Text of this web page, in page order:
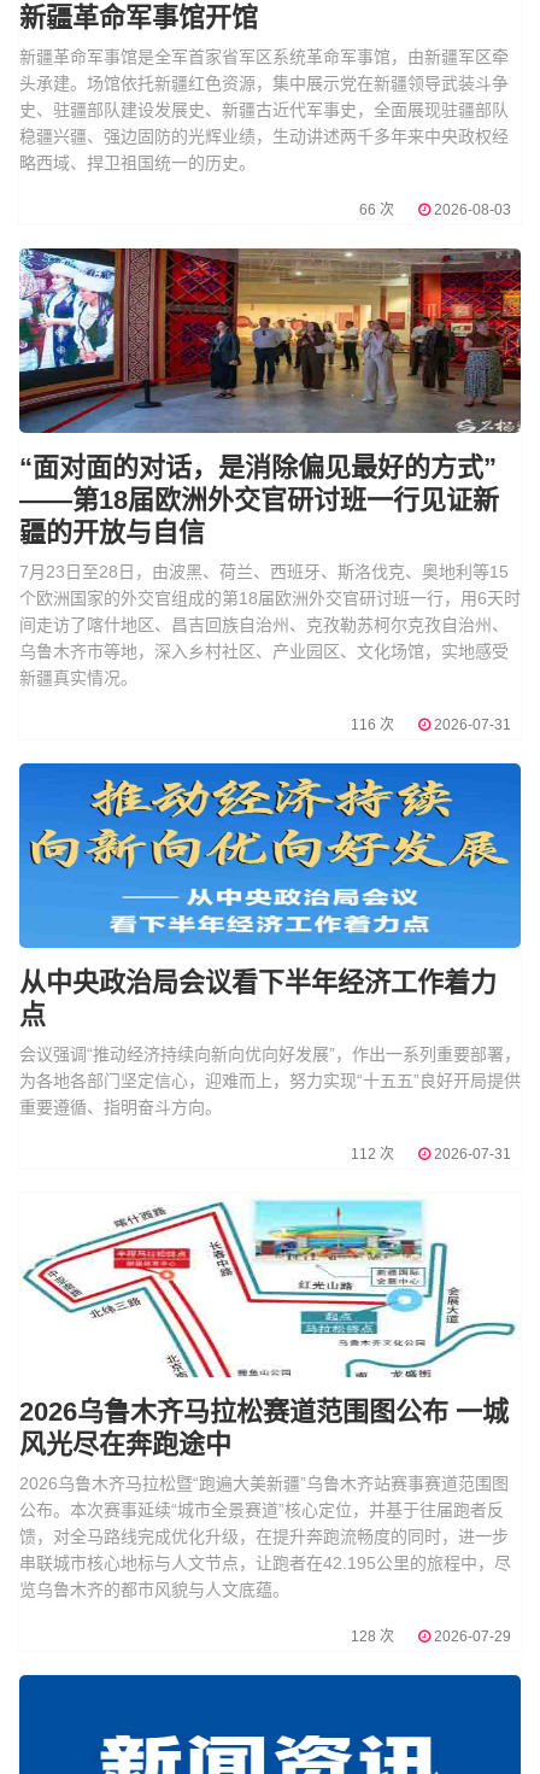
新疆革命军事馆开馆
新疆革命军事馆是全军首家省军区系统革命军事馆，由新疆军区牵
头承建。场馆依托新疆红色资源，集中展示党在新疆领导武装斗争
史、驻疆部队建设发展史、新疆古近代军事史，全面展现驻疆部队
稳疆兴疆、强边固防的光辉业绩，生动讲述两千多年来中央政权经
略西域、捍卫祖国统一的历史。
66 次 2026-08-03
“面对面的对话，是消除偏见最好的方式”
——第18届欧洲外交官研讨班一行见证新
疆的开放与自信
7月23日至28日，由波黑、荷兰、西班牙、斯洛伐克、奥地利等15
个欧洲国家的外交官组成的第18届欧洲外交官研讨班一行，用6天时
间走访了喀什地区、昌吉回族自治州、克孜勒苏柯尔克孜自治州、
乌鲁木齐市等地，深入乡村社区、产业园区、文化场馆，实地感受
新疆真实情况。
116 次 2026-07-31
从中央政治局会议看下半年经济工作着力
点
会议强调“推动经济持续向新向优向好发展”，作出一系列重要部署，
为各地各部门坚定信心，迎难而上，努力实现“十五五”良好开局提供
重要遵循、指明奋斗方向。
112 次 2026-07-31
2026乌鲁木齐马拉松赛道范围图公布 一城
风光尽在奔跑途中
2026乌鲁木齐马拉松暨“跑遍大美新疆”乌鲁木齐站赛事赛道范围图
公布。本次赛事延续“城市全景赛道”核心定位，并基于往届跑者反
馈，对全马路线完成优化升级，在提升奔跑流畅度的同时，进一步
串联城市核心地标与人文节点，让跑者在42.195公里的旅程中，尽
览乌鲁木齐的都市风貌与人文底蕴。
128 次 2026-07-29